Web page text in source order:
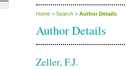
Home> Search> Author Details
Author Details
Zeller, F.J.